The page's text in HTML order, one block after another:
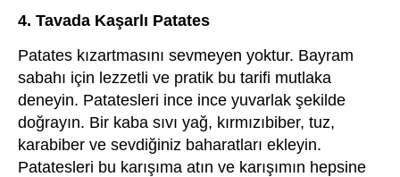
4. Tavada Kaşarlı Patates
Patates kızartmasını sevmeyen yoktur. Bayram
sabahı için lezzetli ve pratik bu tarifi mutlaka
deneyin. Patatesleri ince ince yuvarlak şekilde
doğrayın. Bir kaba sıvı yağ, kırmızıbiber, tuz,
karabiber ve sevdiğiniz baharatları ekleyin.
Patatesleri bu karışıma atın ve karışımın hepsine